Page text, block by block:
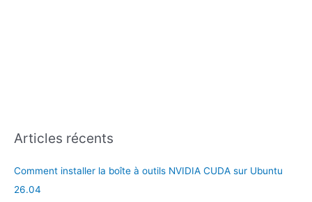
Articles récents
Comment installer la boîte à outils NVIDIA CUDA sur Ubuntu
26.04